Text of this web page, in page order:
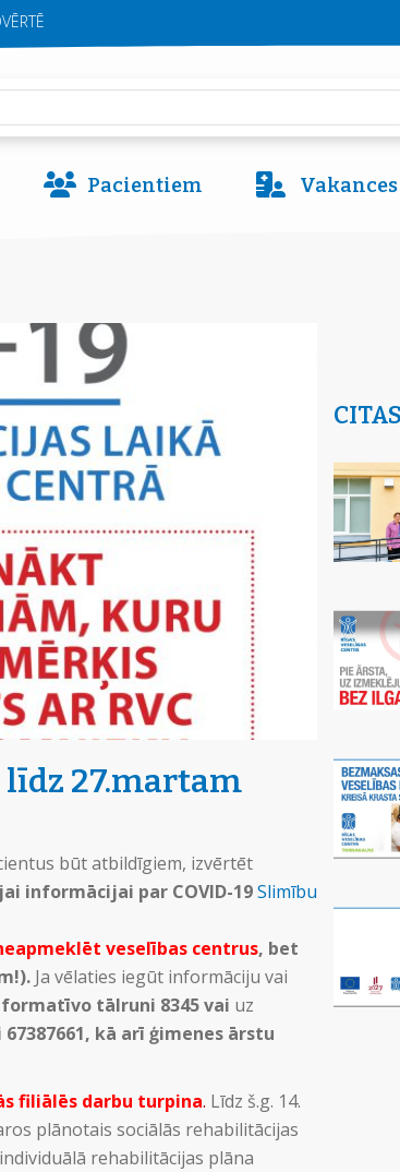
Pacientiem Vakances
līdz 27.martam
būt atbildīgiem, izvērtēt
informācijai par COVID-19 Slimību
veselības centrus, bet
Ja vēlaties iegūt informāciju vai
tālruni 8345 vai uz
kā arī ģimenes ārstu
filiālēs darbu turpina. Līdz š.g. 14.
plānotais sociālās rehabilitācijas
rehabilitācijas plāna